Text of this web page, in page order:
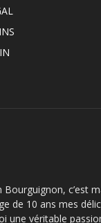
c’est
de 10 ans mes
une véritable